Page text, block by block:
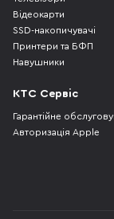
Відеокарти
SSD-накопичувачі
Принтери та БФП
Навушники
КТС Сервіс
Гарантійне
Авторизація Apple